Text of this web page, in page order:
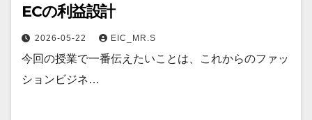
ECの利益設計
2026-05-22 EIC_MR.S
今回の授業で一番伝えたいことは、これからのファッ
ションビジネ…